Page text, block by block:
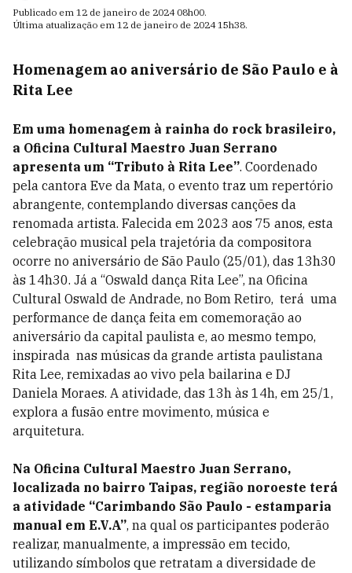
Publicado em 12 de janeiro de 2024 08h00.
Última atualização em 12 de janeiro de 2024 15h38.
Homenagem ao aniversário de São Paulo e à
Rita Lee
Em uma homenagem à rainha do rock brasileiro,
a Oficina Cultural Maestro Juan Serrano
apresenta um “Tributo à Rita Lee”. Coordenado
pela cantora Eve da Mata, o evento traz um repertório
abrangente, contemplando diversas canções da
renomada artista. Falecida em 2023 aos 75 anos, esta
celebração musical pela trajetória da compositora
ocorre no aniversário de São Paulo (25/01), das 13h30
às 14h30. Já a “Oswald dança Rita Lee”, na Oficina
Cultural Oswald de Andrade, no Bom Retiro, terá uma
performance de dança feita em comemoração ao
aniversário da capital paulista e, ao mesmo tempo,
inspirada nas músicas da grande artista paulistana
Rita Lee, remixadas ao vivo pela bailarina e DJ
Daniela Moraes. A atividade, das 13h às 14h, em 25/1,
explora a fusão entre movimento, música e
arquitetura.
Na Oficina Cultural Maestro Juan Serrano,
localizada no bairro Taipas, região noroeste terá
a atividade “Carimbando São Paulo - estamparia
manual em E.V.A”, na qual os participantes poderão
realizar, manualmente, a impressão em tecido,
utilizando símbolos que retratam a diversidade de